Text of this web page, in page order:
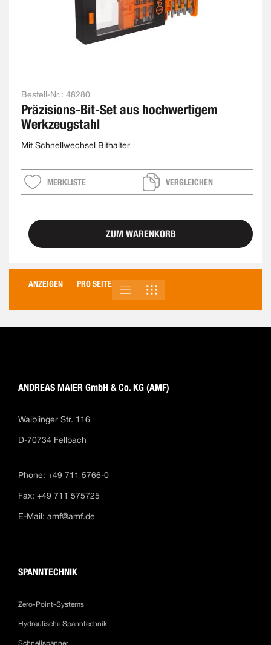
Bestell-Nr.: 48280
Präzisions-Bit-Set aus hochwertigem
Werkzeugstahl
Mit Schnellwechsel Bithalter
MERKLISTE VERGLEICHEN
ZUM WARENKORB
ANZEIGEN PRO SEITE
ANSICHT
ALS
LISTE
ANDREAS MAIER GmbH & Co. KG (AMF)
Waiblinger Str. 116
D-70734 Fellbach
Phone: +49 711 5766-0
Fax: +49 711 575725
E-Mail: amf@amf.de
SPANNTECHNIK
Zero-Point-Systems
Hydraulische Spanntechnik